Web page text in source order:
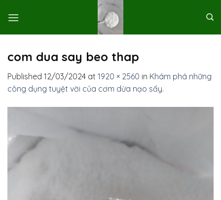
com dua say beo thap
Published 12/03/2024 at 1920 × 2560 in Khám phá những
công dụng tuyệt vời của cơm dừa nạo sấy.